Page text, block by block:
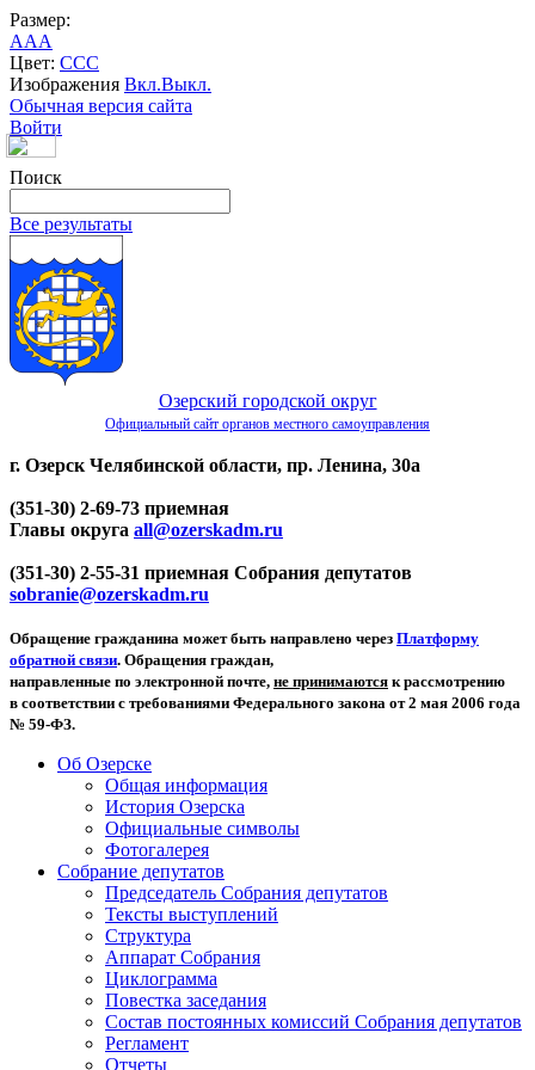
Размер:
AAA
Цвет: CCC
Изображения Вкл.Выкл.
Обычная версия сайта
Войти
Поиск
Все результаты
Озерский городской округ
Официальный сайт органов местного самоуправления
г. Озерск Челябинской области, пр. Ленина, 30а
(351-30) 2-69-73 приемная
Главы округа all@ozerskadm.ru
(351-30) 2-55-31 приемная Собрания депутатов
sobranie@ozerskadm.ru
Обращение гражданина может быть направлено через Платформу
обратной связи. Обращения граждан,
направленные по электронной почте, не принимаются к рассмотрению
в соответствии с требованиями Федерального закона от 2 мая 2006 года
№ 59-ФЗ.
Об Озерске
Общая информация
История Озерска
Официальные символы
Фотогалерея
Собрание депутатов
Председатель Собрания депутатов
Тексты выступлений
Структура
Аппарат Собрания
Циклограмма
Повестка заседания
Состав постоянных комиссий Собрания депутатов
Регламент
Отчеты